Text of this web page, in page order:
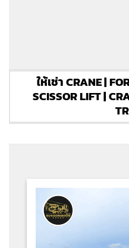
ให้เช่า CRANE |
SCISSOR LIFT |